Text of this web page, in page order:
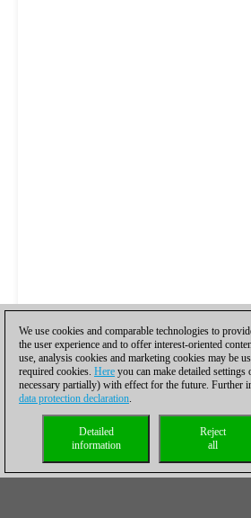
We use cookies and comparable technologies to
the user experience and to offer interest-oriented
use, analysis cookies and marketing cookies may be
required cookies. Here you can make detailed
necessary partially) with effect for the future. Further
data protection declaration.
Reject
all
Detailed
information